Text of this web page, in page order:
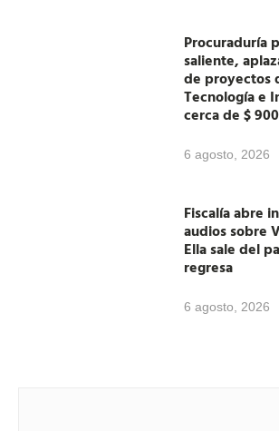
Procuraduría
saliente,
de proyectos
Tecnología e
cerca de $
6 agosto, 2026
Fiscalía abre
audios sobre
Ella sale del
regresa
6 agosto, 2026